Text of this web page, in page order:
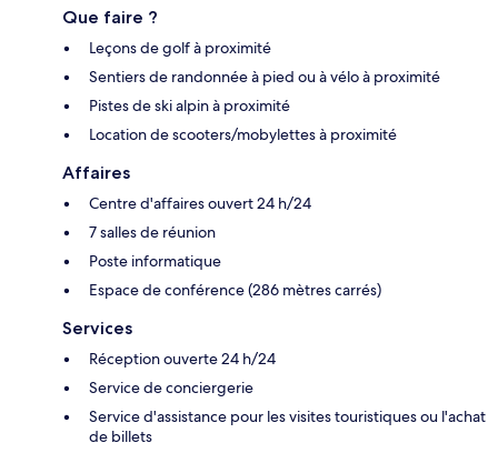
Que faire ?
Leçons de golf à proximité
Sentiers de randonnée à pied ou à vélo à proximité
Pistes de ski alpin à proximité
Location de scooters/mobylettes à proximité
Affaires
Centre d'affaires ouvert 24 h/24
7 salles de réunion
Poste informatique
Espace de conférence (286 mètres carrés)
Services
Réception ouverte 24 h/24
Service de conciergerie
Service d'assistance pour les visites touristiques ou l'achat
de billets